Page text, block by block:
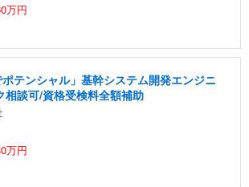
万円
ポテンシャル」基幹システム開発エンジニ
相談可/資格受検料全額補助
万円